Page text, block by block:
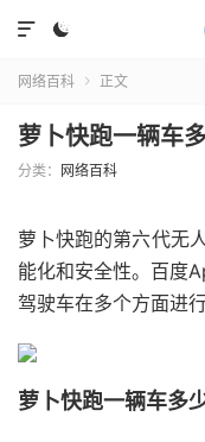


网络百科  正文
萝卜快跑一辆车
分类： 网络百科
萝卜快跑的第六代无
能化和安全性。百度
驾驶车在多个方面进
萝卜快跑一辆车多